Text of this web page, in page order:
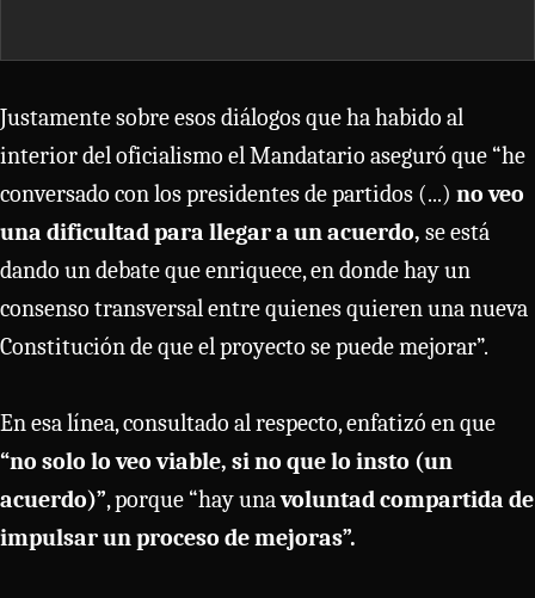
Justamente sobre esos diálogos que ha habido al
interior del oficialismo el Mandatario aseguró que “he
conversado con los presidentes de partidos (...) no veo
una dificultad para llegar a un acuerdo, se está
dando un debate que enriquece, en donde hay un
consenso transversal entre quienes quieren una nueva
Constitución de que el proyecto se puede mejorar”.
En esa línea, consultado al respecto, enfatizó en que
“no solo lo veo viable, si no que lo insto (un
acuerdo)”, porque “hay unavoluntad compartida de
impulsar un proceso de mejoras”.